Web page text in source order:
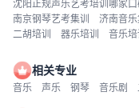
沈阳正规声乐艺考培训哪家
南京钢琴艺考集训
济南音
二胡培训
器乐培训 音乐培
相关专业
音乐 声乐 钢琴 音乐剧